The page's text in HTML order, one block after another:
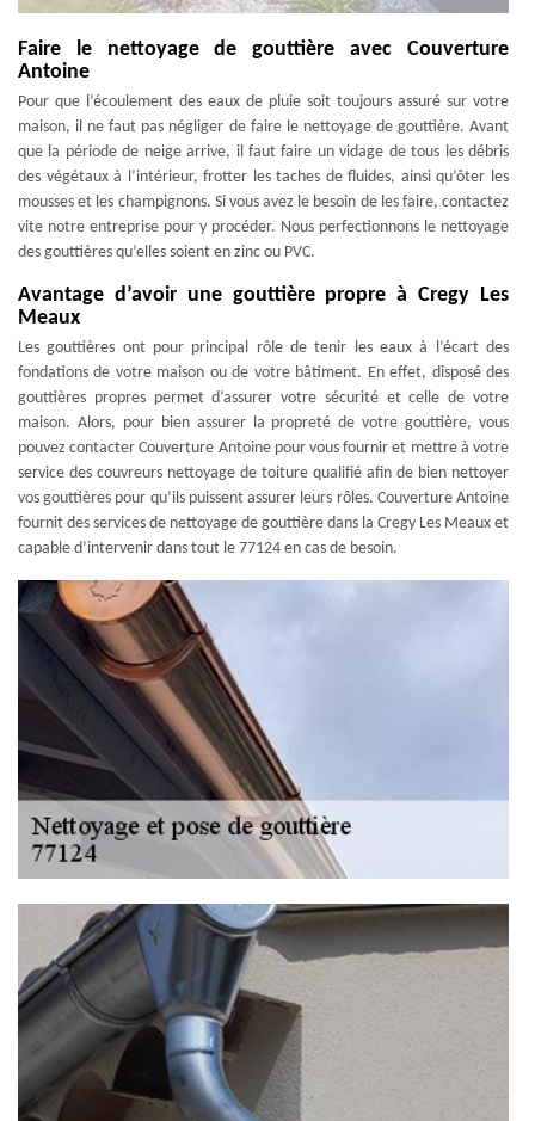
Faire le nettoyage de gouttière avec Couverture
Antoine
Pour que l’écoulement des eaux de pluie soit toujours assuré sur votre
maison, il ne faut pas négliger de faire le nettoyage de gouttière. Avant
que la période de neige arrive, il faut faire un vidage de tous les débris
des végétaux à l’intérieur, frotter les taches de fluides, ainsi qu’ôter les
mousses et les champignons. Si vous avez le besoin de les faire, contactez
vite notre entreprise pour y procéder. Nous perfectionnons le nettoyage
des gouttières qu’elles soient en zinc ou PVC.
Avantage d’avoir une gouttière propre à Cregy Les
Meaux
Les gouttières ont pour principal rôle de tenir les eaux à l’écart des
fondations de votre maison ou de votre bâtiment. En effet, disposé des
gouttières propres permet d’assurer votre sécurité et celle de votre
maison. Alors, pour bien assurer la propreté de votre gouttière, vous
pouvez contacter Couverture Antoine pour vous fournir et mettre à votre
service des couvreurs nettoyage de toiture qualifié afin de bien nettoyer
vos gouttières pour qu’ils puissent assurer leurs rôles. Couverture Antoine
fournit des services de nettoyage de gouttière dans la Cregy Les Meaux et
capable d’intervenir dans tout le 77124 en cas de besoin.